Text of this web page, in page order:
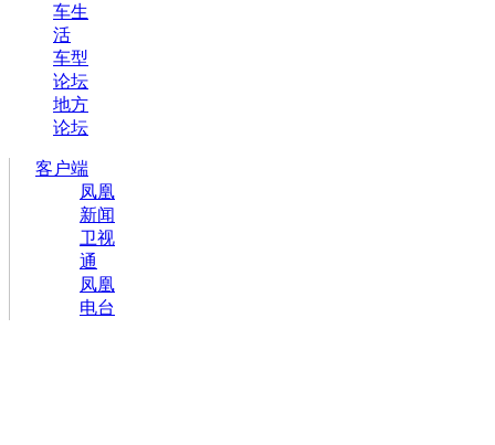
车生
活
车型
论坛
地方
论坛
客户端
凤凰
新闻
卫视
通
凤凰
电台